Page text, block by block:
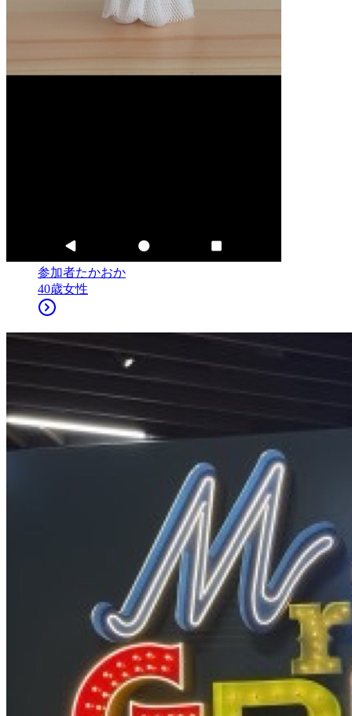
参加者たかおか
40歳女性